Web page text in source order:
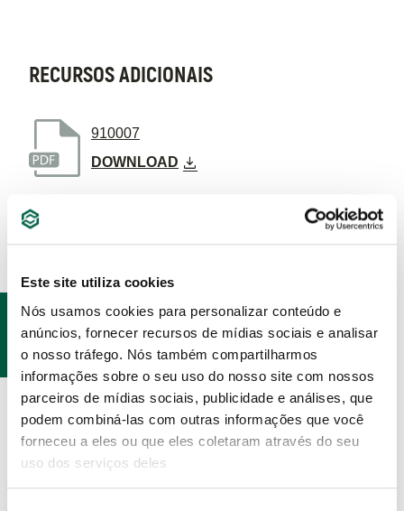
Este site utiliza cookies
Nós usamos cookies para personalizar conteúdo e
anúncios, fornecer recursos de mídias sociais e analisar
o nosso tráfego. Nós também compartilharmos
informações sobre o seu uso do nosso site com nossos
parceiros de mídias sociais, publicidade e análises, que
podem combiná-las com outras informações que você
forneceu a eles ou que eles coletaram através do seu
uso dos serviços deles
RECURSOS ADICIONAIS
910007
DOWNLOAD
PRODUTOS
RELACIONADOS